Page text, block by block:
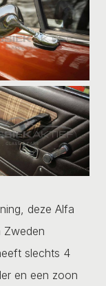
deze Alfa
Zweden
slechts 4
en een zoon